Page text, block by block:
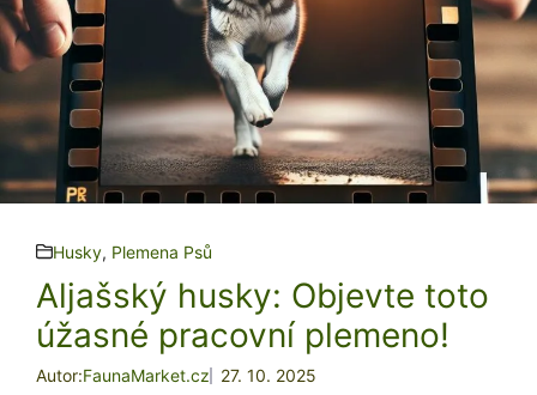
Husky, Plemena Psů
Aljašský husky: Objevte toto
úžasné pracovní plemeno!
Autor:FaunaMarket.cz 27. 10. 2025